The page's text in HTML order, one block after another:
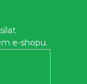
e-shopu.